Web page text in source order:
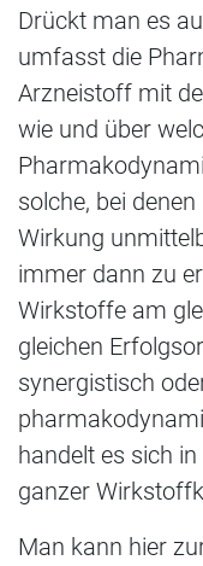
Drückt man es
umfasst die
Arzneistoff mit
wie und über
solche, bei
Wirkung
immer dann zu
Wirkstoffe am
gleichen
synergistisch
handelt es sich
ganzer
Man kann hier